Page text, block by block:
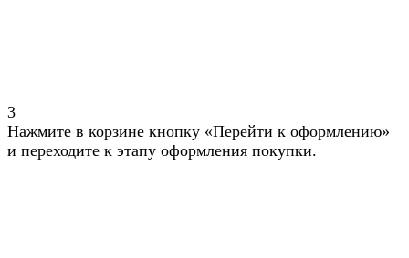
3
Нажмите в корзине кнопку «Перейти к оформлению»
и переходите к этапу оформления покупки.